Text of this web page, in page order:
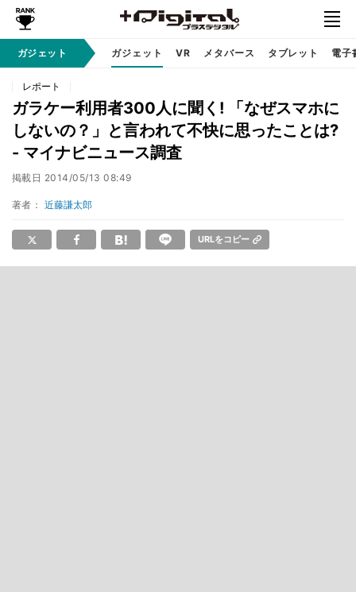
ガジェット ガジェット VR メタバース タブレット 電子
レポート
ガラケー利用者300人に聞く! 「なぜスマホに
しないの？」と言われて不快に思ったことは?
- マイナビニュース調査
掲載日 2014/05/13 08:49
著者： 近藤謙太郎
URLをコピー